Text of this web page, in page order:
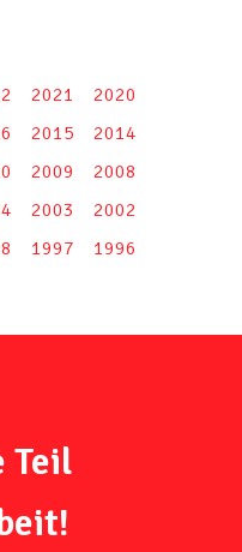
2021
2020
2015
2014
2009
2008
2003
2002
1997 1996
Teil